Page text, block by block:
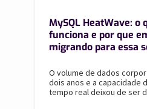
MySQL HeatWave: o
funciona e por que
migrando para essa
O volume de dados
dois anos e a capacidade
tempo real deixou de ser